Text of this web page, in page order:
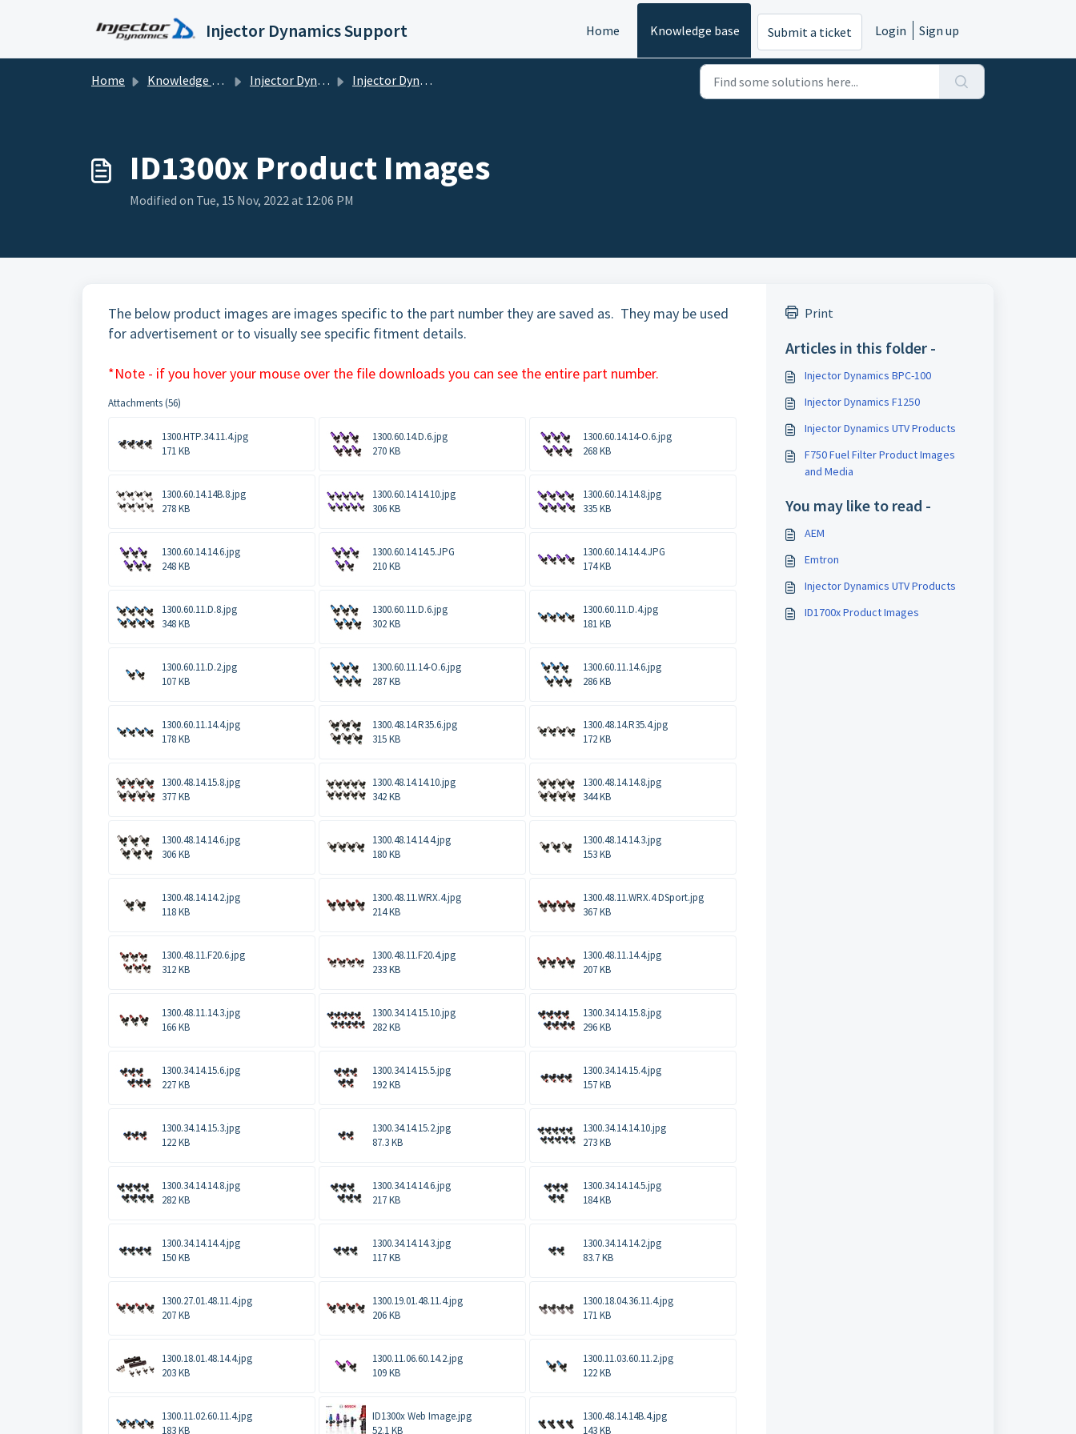
Injector Dynamics Support Home Knowledge base Submit a ticket Login Sign up
Home Knowledge base Injector Dynamics Injector Dynamics Product Images/Media
ID1300x Product Images
Modified on Tue, 15 Nov, 2022 at 12:06 PM
The below product images are images specific to the part number they are saved as. They may be used
for advertisement or to visually see specific fitment details.
*Note - if you hover your mouse over the file downloads you can see the entire part number.
Attachments (56)
1300.HTP.34.11.4.jpg
171 KB
1300.60.14.D.6.jpg
270 KB
1300.60.14.14-O.6.jpg
268 KB
1300.60.14.14B.8.jpg
278 KB
1300.60.14.14.10.jpg
306 KB
1300.60.14.14.8.jpg
335 KB
1300.60.14.14.6.jpg
248 KB
1300.60.14.14.5.JPG
210 KB
1300.60.14.14.4.JPG
174 KB
1300.60.11.D.8.jpg
348 KB
1300.60.11.D.6.jpg
302 KB
1300.60.11.D.4.jpg
181 KB
1300.60.11.D.2.jpg
107 KB
1300.60.11.14-O.6.jpg
287 KB
1300.60.11.14.6.jpg
286 KB
1300.60.11.14.4.jpg
178 KB
1300.48.14.R35.6.jpg
315 KB
1300.48.14.R35.4.jpg
172 KB
1300.48.14.15.8.jpg
377 KB
1300.48.14.14.10.jpg
342 KB
1300.48.14.14.8.jpg
344 KB
1300.48.14.14.6.jpg
306 KB
1300.48.14.14.4.jpg
180 KB
1300.48.14.14.3.jpg
153 KB
1300.48.14.14.2.jpg
118 KB
1300.48.11.WRX.4.jpg
214 KB
1300.48.11.WRX.4 DSport.jpg
367 KB
1300.48.11.F20.6.jpg
312 KB
1300.48.11.F20.4.jpg
233 KB
1300.48.11.14.4.jpg
207 KB
1300.48.11.14.3.jpg
166 KB
1300.34.14.15.10.jpg
282 KB
1300.34.14.15.8.jpg
296 KB
1300.34.14.15.6.jpg
227 KB
1300.34.14.15.5.jpg
192 KB
1300.34.14.15.4.jpg
157 KB
1300.34.14.15.3.jpg
122 KB
1300.34.14.15.2.jpg
87.3 KB
1300.34.14.14.10.jpg
273 KB
1300.34.14.14.8.jpg
282 KB
1300.34.14.14.6.jpg
217 KB
1300.34.14.14.5.jpg
184 KB
1300.34.14.14.4.jpg
150 KB
1300.34.14.14.3.jpg
117 KB
1300.34.14.14.2.jpg
83.7 KB
1300.27.01.48.11.4.jpg
207 KB
1300.19.01.48.11.4.jpg
206 KB
1300.18.04.36.11.4.jpg
171 KB
1300.18.01.48.14.4.jpg
203 KB
1300.11.06.60.14.2.jpg
109 KB
1300.11.03.60.11.2.jpg
122 KB
1300.11.02.60.11.4.jpg
183 KB
ID1300x Web Image.jpg
52.1 KB
1300.48.14.14B.4.jpg
143 KB
Print
Articles in this folder -
Injector Dynamics BPC-100
Injector Dynamics F1250
Injector Dynamics UTV Products
F750 Fuel Filter Product Images
and Media
You may like to read -
AEM
Emtron
Injector Dynamics UTV Products
ID1700x Product Images